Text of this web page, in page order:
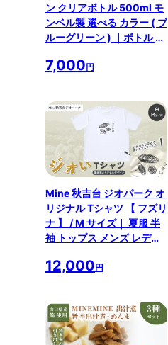
ン クリアボトル 500ml モ
ンベル製 選べる カラー ( ブ
ルーグリーン ) ｜ボトル ク
定 秋吉台 山口県 山口 美祢
7,000円
Mine 秋吉台 ジオパーク オ
リジナル Tシャツ 【 フズリ
ナ 】 / M サイズ｜ 夏服 半
袖 トップス メンズ レディ
服 シャツ Tシャツ オリジナ
12,000円